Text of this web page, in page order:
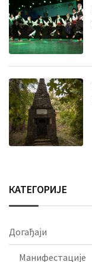
КАТЕГОРИЈЕ
Догађаји
Манифестације